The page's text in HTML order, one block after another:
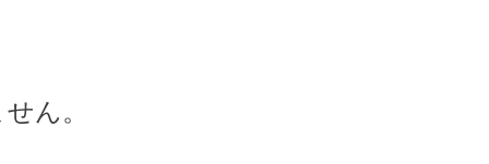
ん。